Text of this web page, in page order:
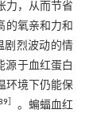
力，从而节省
的氧亲和力和
剧烈波动的情
源于血红蛋白
环境下仍能保
。蝙蝠血红